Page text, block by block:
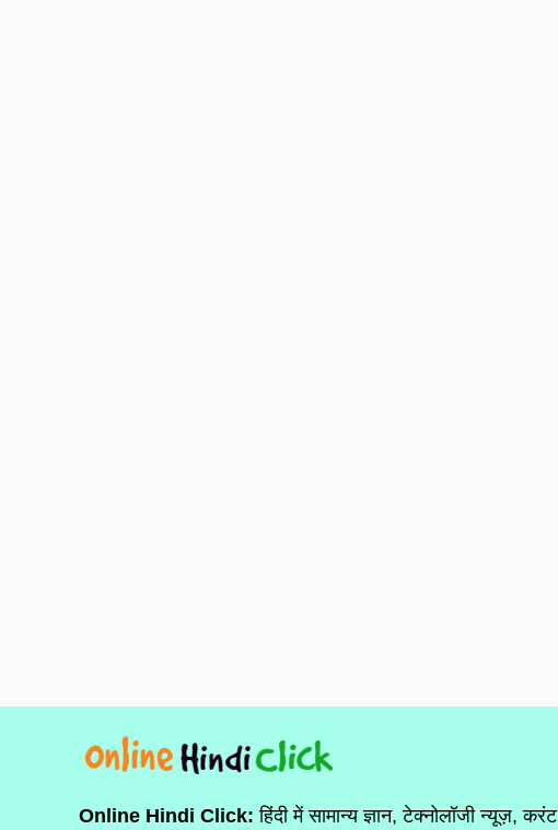
Online Hindi Click: हिंदी में सामान्य ज्ञान, टेक्नोलॉजी न्यूज़, करंट